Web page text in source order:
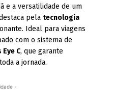
e a versatilidade de um
pela tecnologia
Ideal para viagens
com o sistema de
C, que garante
a jornada.
-